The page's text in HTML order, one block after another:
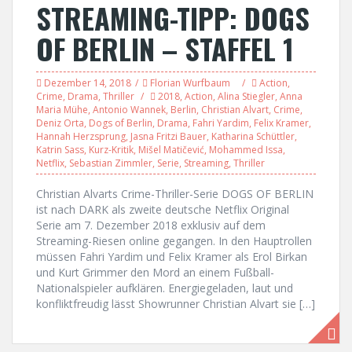
STREAMING-TIPP: DOGS
OF BERLIN – STAFFEL 1
Dezember 14, 2018 Florian Wurfbaum Action,
Crime, Drama, Thriller 2018, Action, Alina Stiegler, Anna
Maria Mühe, Antonio Wannek, Berlin, Christian Alvart, Crime,
Deniz Orta, Dogs of Berlin, Drama, Fahri Yardim, Felix Kramer,
Hannah Herzsprung, Jasna Fritzi Bauer, Katharina Schüttler,
Katrin Sass, Kurz-Kritik, Mišel Matičević, Mohammed Issa,
Netflix, Sebastian Zimmler, Serie, Streaming, Thriller
Christian Alvarts Crime-Thriller-Serie DOGS OF BERLIN
ist nach DARK als zweite deutsche Netflix Original
Serie am 7. Dezember 2018 exklusiv auf dem
Streaming-Riesen online gegangen. In den Hauptrollen
müssen Fahri Yardim und Felix Kramer als Erol Birkan
und Kurt Grimmer den Mord an einem Fußball-
Nationalspieler aufklären. Energiegeladen, laut und
konfliktfreudig lässt Showrunner Christian Alvart sie […]